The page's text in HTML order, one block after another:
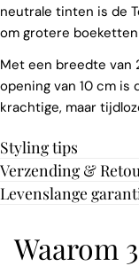
neutrale tinten is de
om grotere
Met een breedte van
opening van 10 cm is
krachtige, maar
Styling tips
Verzending &
Levenslange
Waarom